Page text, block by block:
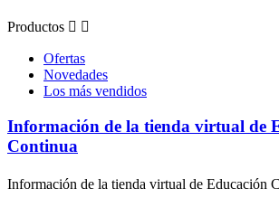
Productos  
Ofertas
Novedades
Los más vendidos
Información de la tienda virtual de
Continua
Información de la tienda virtual de Educación